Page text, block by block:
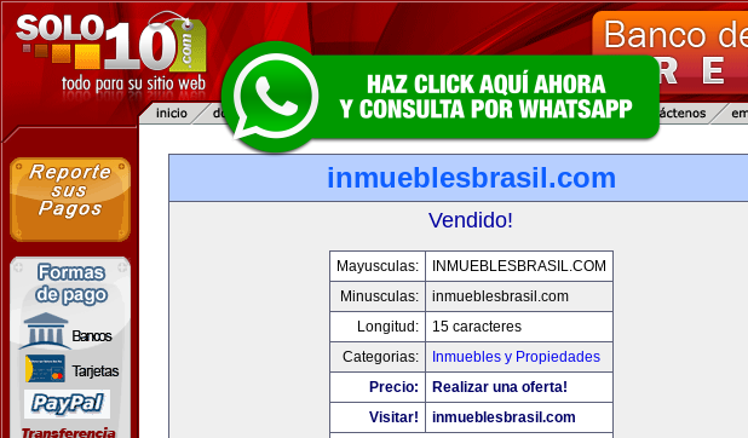
inmueblesbrasil.com
Vendido!
Mayusculas:
INMUEBLESBRASIL.COM
Minusculas:
inmueblesbrasil.com
Longitud:
15 caracteres
Categorias:
Inmuebles y Propiedades
Precio:
Realizar una oferta!
Visitar!
inmueblesbrasil.com